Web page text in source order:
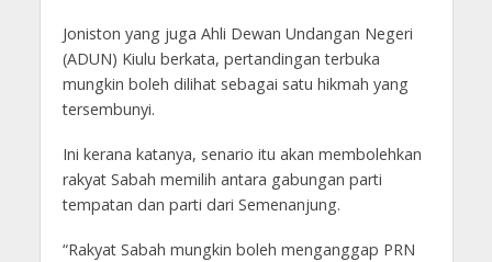
Joniston yang juga Ahli Dewan Undangan Negeri
(ADUN) Kiulu berkata, pertandingan terbuka
mungkin boleh dilihat sebagai satu hikmah yang
tersembunyi.
Ini kerana katanya, senario itu akan membolehkan
rakyat Sabah memilih antara gabungan parti
tempatan dan parti dari Semenanjung.
“Rakyat Sabah mungkin boleh menganggap PRN